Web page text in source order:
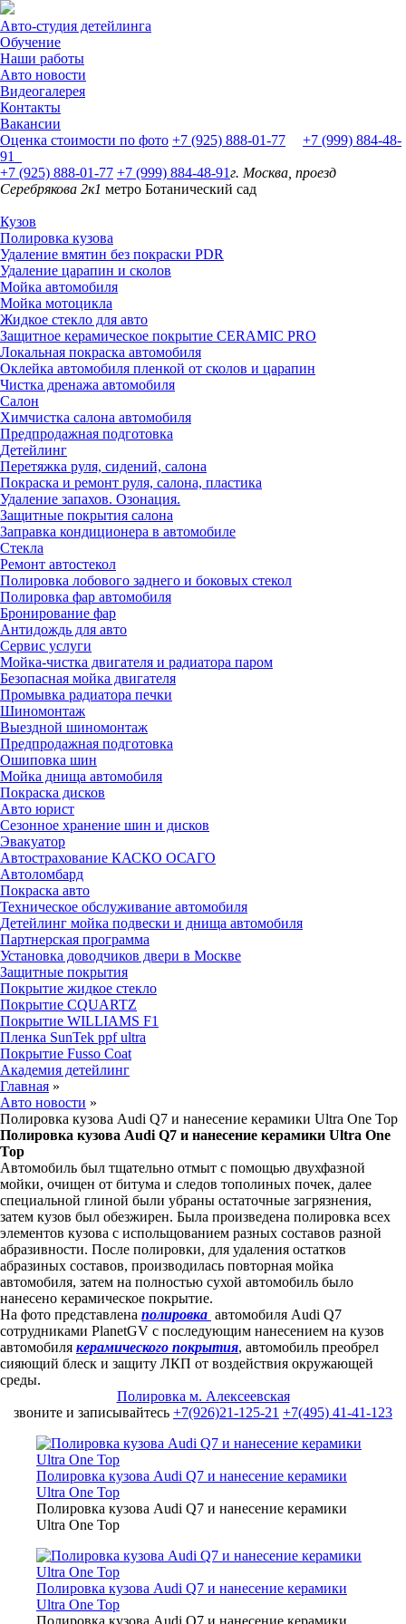
Авто-студия детейлинга
Обучение
Наши работы
Авто новости
Видеогалерея
Контакты
Вакансии
Оценка стоимости по фото +7 (925) 888-01-77
+7 (999) 884-48-
91
+7 (925) 888-01-77 +7 (999) 884-48-91г. Москва, проезд
Серебрякова 2к1 метро Ботанический сад
Кузов
Полировка кузова
Удаление вмятин без покраски PDR
Удаление царапин и сколов
Мойка автомобиля
Мойка мотоцикла
Жидкое стекло для авто
Защитное керамическое покрытие CERAMIC PRO
Локальная покраска автомобиля
Оклейка автомобиля пленкой от сколов и царапин
Чистка дренажа автомобиля
Салон
Химчистка салона автомобиля
Предпродажная подготовка
Детейлинг
Перетяжка руля, сидений, салона
Покраска и ремонт руля, салона, пластика
Удаление запахов. Озонация.
Защитные покрытия салона
Заправка кондиционера в автомобиле
Стекла
Ремонт автостекол
Полировка лобового заднего и боковых стекол
Полировка фар автомобиля
Бронирование фар
Антидождь для авто
Сервис услуги
Мойка-чистка двигателя и радиатора паром
Безопасная мойка двигателя
Промывка радиатора печки
Шиномонтаж
Выездной шиномонтаж
Предпродажная подготовка
Ошиповка шин
Мойка днища автомобиля
Покраска дисков
Авто юрист
Сезонное хранение шин и дисков
Эвакуатор
Автострахование КАСКО ОСАГО
Автоломбард
Покраска авто
Техническое обслуживание автомобиля
Детейлинг мойка подвески и днища автомобиля
Партнерская программа
Установка доводчиков двери в Москве
Защитные покрытия
Покрытие жидкое стекло
Покрытие CQUARTZ
Покрытие WILLIAMS F1
Пленка SunTek ppf ultra
Покрытие Fusso Coat
Академия детейлинг
Главная »
Авто новости »
Полировка кузова Audi Q7 и нанесение керамики Ultra One Top
Полировка кузова Audi Q7 и нанесение керамики Ultra One
Top
Автомобиль был тщательно отмыт с помощью двухфазной
мойки, очищен от битума и следов тополиных почек, далее
специальной глиной были убраны остаточные загрязнения,
затем кузов был обезжирен. Была произведена полировка всех
элементов кузова с испольщованием разных составов разной
абразивности. После полировки, для удаления остатков
абразиных составов, производилась повторная мойка
автомобиля, затем на полностью сухой автомобиль было
нанесено керамическое покрытие.
На фото представлена полировка автомобиля Audi Q7
сотрудниками PlanetGV с последующим нанесением на кузов
автомобиля керамического покрытия, автомобиль преобрел
сияющий блеск и защиту ЛКП от воздействия окружающей
среды.
Полировка м. Алексеевская
звоните и записывайтесь +7(926)21-125-21 +7(495) 41-41-123
Полировка кузова Audi Q7 и нанесение керамики
Ultra One Top
Полировка кузова Audi Q7 и нанесение керамики
Ultra One Top
Полировка кузова Audi Q7 и нанесение керамики
Ultra One Top
Полировка кузова Audi Q7 и нанесение керамики